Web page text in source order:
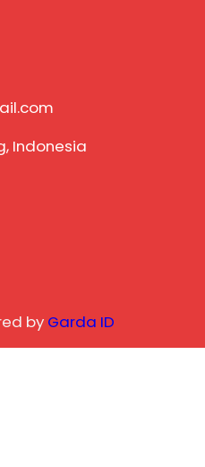
Indonesia
by Garda ID